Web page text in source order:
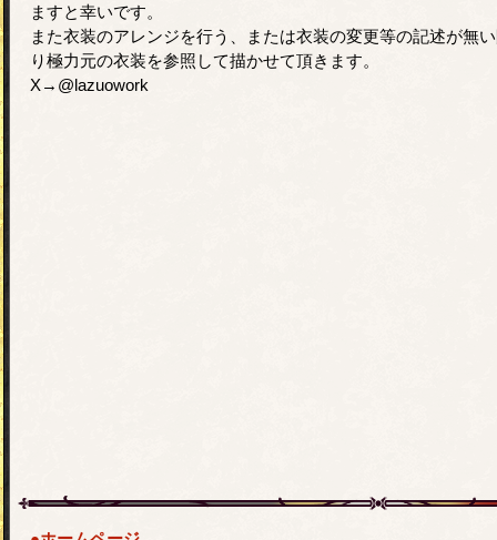
ますと幸いです。
また衣装のアレンジを行う、または衣装の変更等の記述が無
り極力元の衣装を参照して描かせて頂きます。
X→@lazuowork